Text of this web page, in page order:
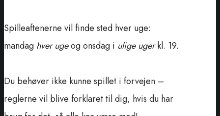
Spilleaftenerne vil finde sted hver uge:
mandag hver ugeog onsdag i ulige ugerkl. 19.
Du behøver ikke kunne spillet i forvejen –
reglerne vil blive forklaret til dig, hvis du har